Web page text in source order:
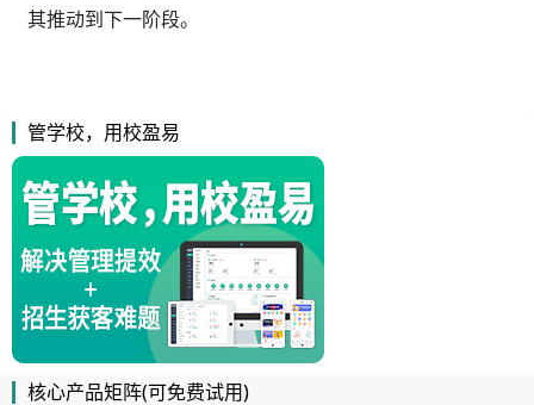
其推动到下一阶段。
管学校，用校盈易
核心产品矩阵(可免费试用)